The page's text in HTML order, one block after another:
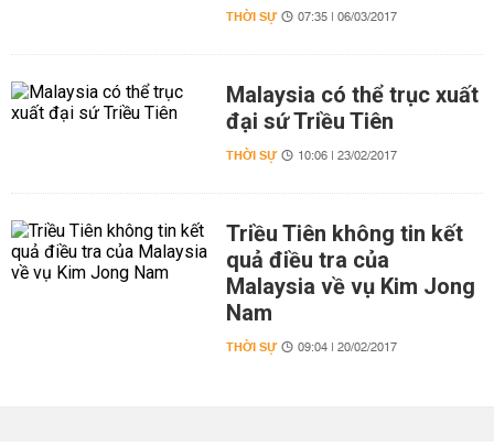
THỜI SỰ 07:35 | 06/03/2017
Malaysia có thể trục xuất
đại sứ Triều Tiên
THỜI SỰ 10:06 | 23/02/2017
Triều Tiên không tin kết
quả điều tra của
Malaysia về vụ Kim Jong
Nam
THỜI SỰ 09:04 | 20/02/2017